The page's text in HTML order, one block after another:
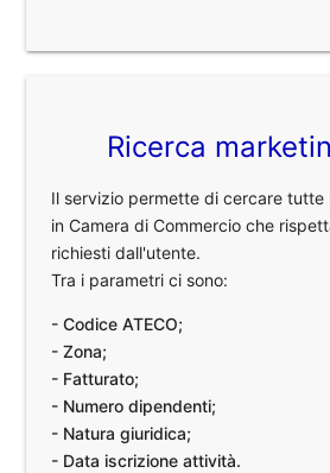
Ricerca
Il servizio permette di cercare tutte
in Camera di Commercio che
richiesti dall'utente.
Tra i parametri ci sono:
- Codice ATECO;
- Zona;
- Fatturato;
- Numero dipendenti;
- Natura giuridica;
- Data iscrizione attività.